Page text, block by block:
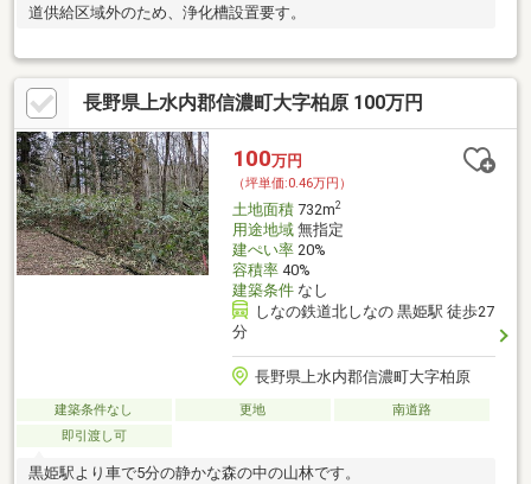
道供給区域外のため、浄化槽設置要す。
長野県上水内郡信濃町大字柏原 100万円
100万円
（坪単価:0.46万円）
土地面積732m2
用途地域無指定
建ぺい率20%
容積率40%
建築条件なし
しなの鉄道北しなの 黒姫駅 徒歩27
分
長野県上水内郡信濃町大字柏原
建築条件なし 更地
南道路
即引渡し可
黒姫駅より車で5分の静かな森の中の山林です。